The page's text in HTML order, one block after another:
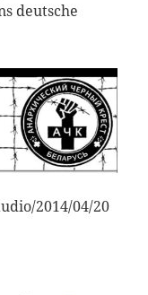
deutsche
2014/04/20